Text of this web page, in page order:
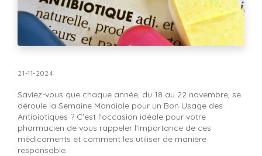
21-11-2024
Saviez-vous que chaque année, du 18 au 22 novembre, se
déroule la Semaine Mondiale pour un Bon Usage des
Antibiotiques ? C'est l'occasion idéale pour votre
pharmacien de vous rappeler l'importance de ces
médicaments et comment les utiliser de manière
responsable.